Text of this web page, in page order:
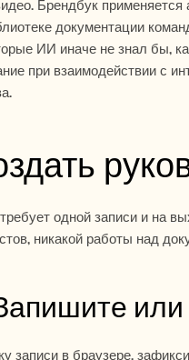
Брендбук применяется
документации
ИИ иначе не знал бы,
при взаимодействии с
одной записи и на
никакой работы над
записи в браузере,